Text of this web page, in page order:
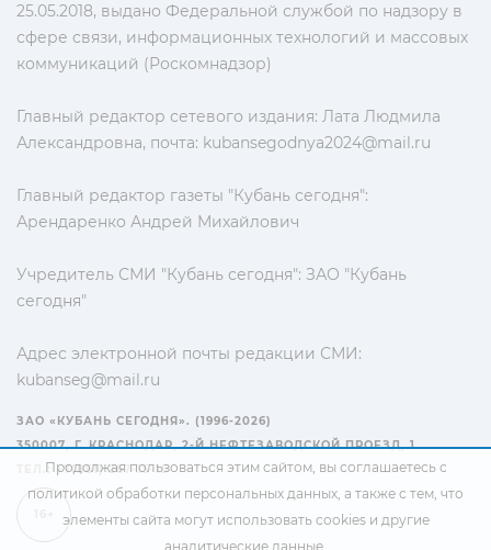
25.05.2018, выдано Федеральной службой по надзору в
сфере связи, информационных технологий и массовых
коммуникаций (Роскомнадзор)
Главный редактор сетевого издания: Лата Людмила
Александровна, почта: kubansegodnya2024@mail.ru
Главный редактор газеты "Кубань сегодня":
Арендаренко Андрей Михайлович
Учредитель СМИ "Кубань сегодня": ЗАО "Кубань
сегодня"
Адрес электронной почты редакции СМИ:
kubanseg@mail.ru
ЗАО «КУБАНЬ СЕГОДНЯ». (1996-2026)
350007, Г. КРАСНОДАР, 2-Й НЕФТЕЗАВОДСКОЙ ПРОЕЗД, 1
ТЕЛ.: +7(861) 267-15-15
Продолжая пользоваться этим сайтом, вы соглашаетесь с
политикой обработки персональных данных, а также с тем, что
элементы сайта могут использовать cookies и другие
аналитические данные.